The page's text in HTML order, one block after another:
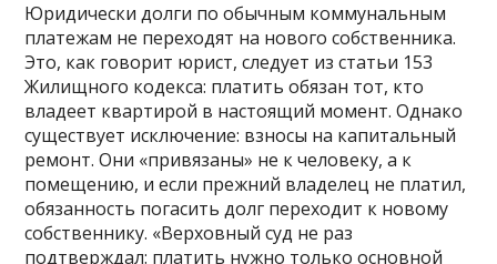
Юридически долги по обычным коммунальным
платежам не переходят на нового собственника.
Это, как говорит юрист, следует из статьи 153
Жилищного кодекса: платить обязан тот, кто
владеет квартирой в настоящий момент. Однако
существует исключение: взносы на капитальный
ремонт. Они «привязаны» не к человеку, а к
помещению, и если прежний владелец не платил,
обязанность погасить долг переходит к новому
собственнику. «Верховный суд не раз
подтверждал: платить нужно только основной